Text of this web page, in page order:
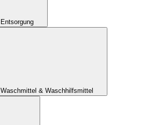
Entsorgung
Waschmittel & Waschhilfsmittel